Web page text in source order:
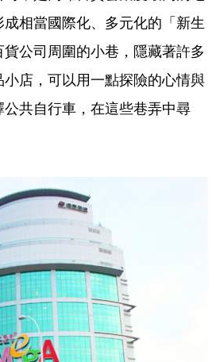
相當國際化、多元化的「新生
公司周圍的小巷，隱藏著許多
店，可以用一點探險的心情與
共自行車，在這些巷弄中尋